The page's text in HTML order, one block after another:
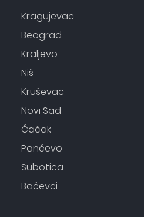
Kragujevac
Beograd
Kraljevo
Niš
Kruševac
Novi Sad
Čačak
Pančevo
Subotica
Bačevci